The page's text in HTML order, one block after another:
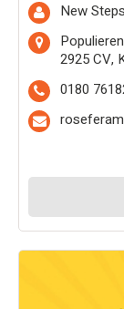
New Steps
2925 CV,
0180